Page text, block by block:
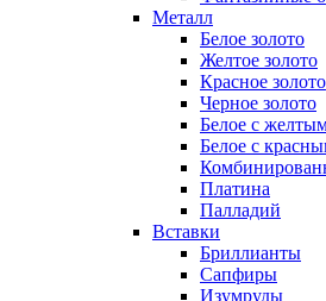
Металл
Белое золото
Желтое золото
Красное золото
Черное золото
Белое с
Белое с
Платина
Палладий
Вставки
Бриллианты
Сапфиры
Изумруды